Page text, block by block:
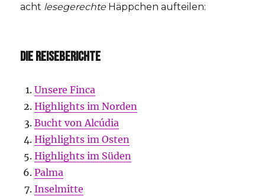
acht lesegerechteHäppchen aufteilen:
DIE REISEBERICHTE
Unsere Finca
Highlights im Norden
Bucht von Alcúdia
Highlights im Osten
Highlights im Süden
Palma
Inselmitte